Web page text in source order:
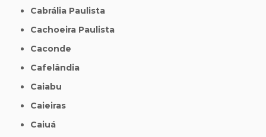
Cabrália Paulista
Cachoeira Paulista
Caconde
Cafelândia
Caiabu
Caieiras
Caiuá